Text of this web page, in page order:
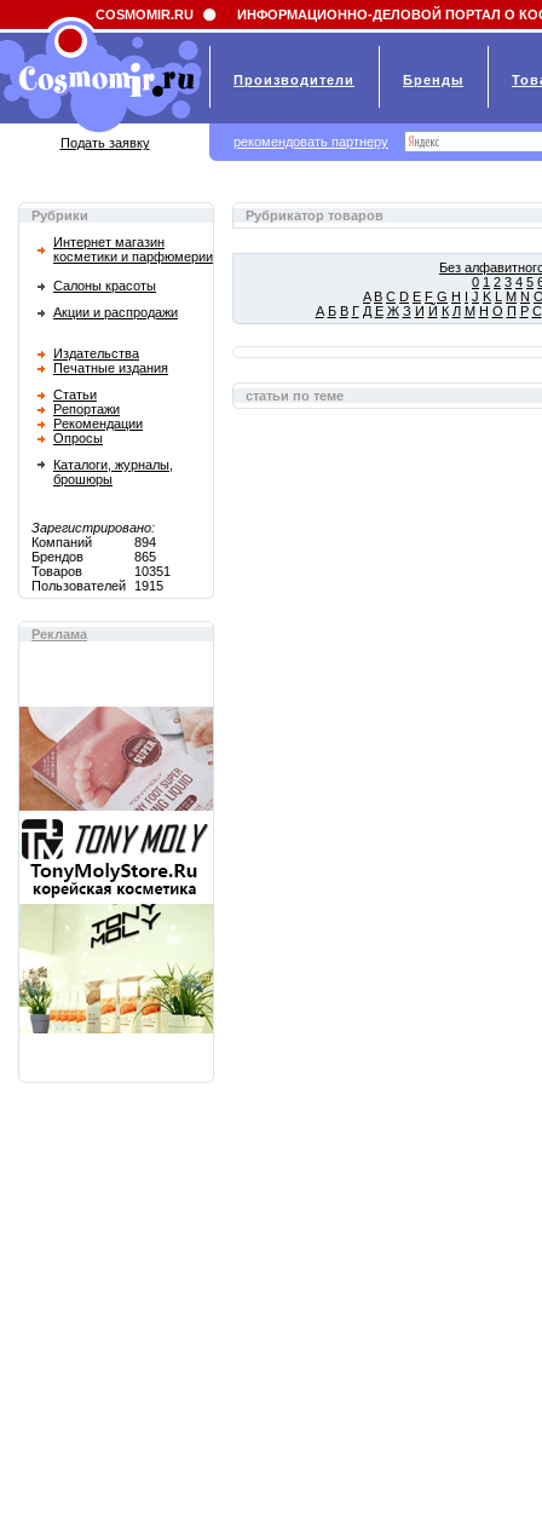
Field 'news_title' doesn't have a default value
Рубрики
Интернет магазин
косметики и парфюмерии
Салоны красоты
Акции и распродажи
Издательства
Печатные издания
Статьи
Репортажи
Рекомендации
Опросы
Каталоги, журналы,
брошюры
Зарегистрировано:
Компаний
894
Брендов
865
Товаров
10351
Пользователей
1915
Реклама
Рубрикатор товаров
Без
0 1 2 3 4 5
A B C D E F G H I J K L M N
А Б В Г Д Е Ж З И Й К Л М Н О П Р С
статьи по теме
COSMOMIR.RU ИНФОРМАЦИОННО-ДЕЛОВОЙ ПОРТАЛ О
Производители Бренды
Подать заявку рекомендовать партнеру